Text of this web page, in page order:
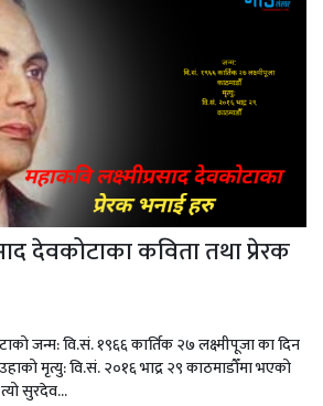
देवकोटाका कविता तथा प्रेरक
जन्म: वि.सं. १९६६ कार्तिक २७ लक्ष्मीपूजा का दिन
मृत्यु: वि.सं. २०१६ भाद्र २९ काठमाडौँमा भएको
सुरदेव...